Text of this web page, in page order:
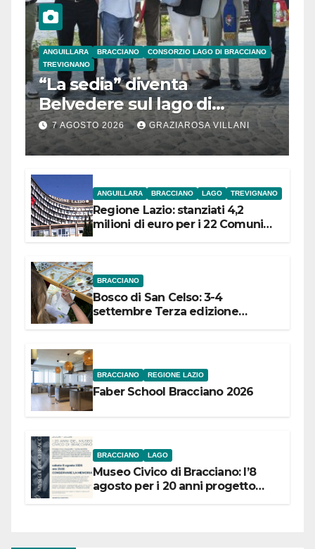
ANGUILLARA BRACCIANO
CONSORZIO LAGO DI BRACCIANO
TREVIGNANO
“La sedia” diventa
Belvedere sul lago di
Bracciano: ieri
l’inaugurazione
7 AGOSTO 2026 GRAZIAROSA VILLANI
ANGUILLARA BRACCIANO LAGO TREVIGNANO
Regione Lazio: stanziati 4,2
milioni di euro per i 22 Comuni
BRACCIANO
Bosco di San Celso: 3-4
settembre Terza edizione
BRACCIANO REGIONE LAZIO
Faber School Bracciano 2026
BRACCIANO LAGO
Museo Civico di Bracciano: l’8
agosto per i 20 anni progetto